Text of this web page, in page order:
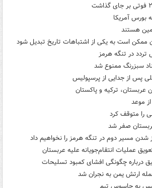
بورس آمریکا
هستند
ممکن است به یکی از اشتباهات تاریخ تبدیل شود
در تنگه هرمز
سبزرنگ ممنوع شد
پس از جدایی از پرسپولیس
عربستان، ترکیه و پاکستان
را متوقف کرد
صفر شد
شدن مسیر دوم در تنگه هرمز را نخواهیم داد
عملیات انتقام‌جویانه علیه عربستان
درباره چگونگی افشای کمبود تسلیحات
ارتش یمن به نجران شد
به جاسوس تیم